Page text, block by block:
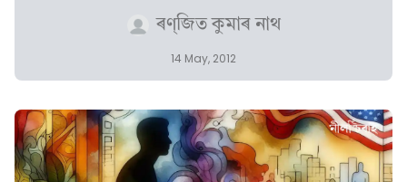
ৰণ্‌জিত কুমাৰ নাথ
14 May, 2012